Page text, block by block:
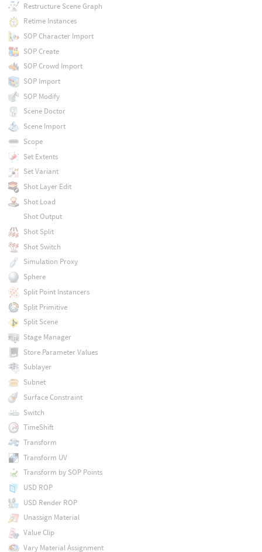
Restructure Scene Graph
Retime Instances
SOP Character Import
SOP Create
SOP Crowd Import
SOP Import
SOP Modify
Scene Doctor
Scene Import
Scope
Set Extents
Set Variant
Shot Layer Edit
Shot Load
Shot Output
Shot Split
Shot Switch
Simulation Proxy
Sphere
Split Point Instancers
Split Primitive
Split Scene
Stage Manager
Store Parameter Values
Sublayer
Subnet
Surface Constraint
Switch
TimeShift
Transform
Transform UV
Transform by SOP Points
USD ROP
USD Render ROP
Unassign Material
Value Clip
Vary Material Assignment